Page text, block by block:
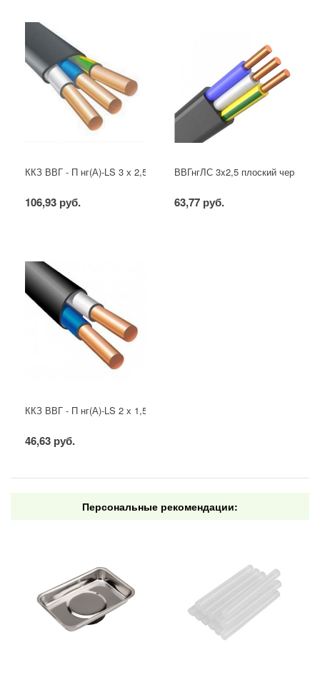
ККЗ ВВГ - П нг(А)-LS 3 х 2,5 ГОСТ
106,93 руб.
ВВГнгЛС 3x2,5 плоский черный
63,77 руб.
ККЗ ВВГ - П нг(А)-LS 2 х 1,5 ГОСТ
46,63 руб.
Персональные рекомендации: